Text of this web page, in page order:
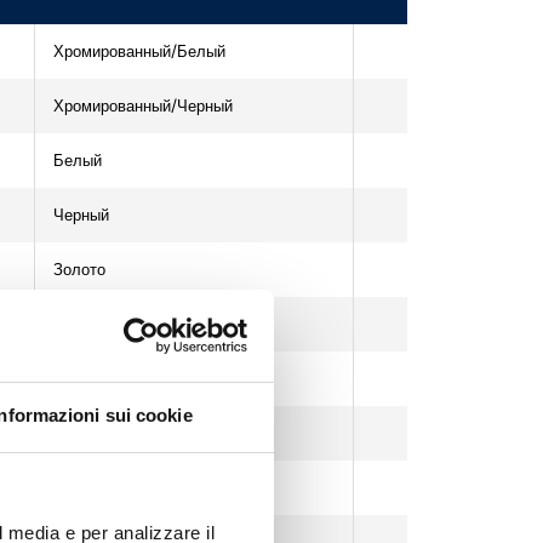
sui cookie
e per analizzare il
Хромированный/Белый
Хромированный/Черный
Белый
Черный
Золото
Состаренная бронза
Состаренная медь